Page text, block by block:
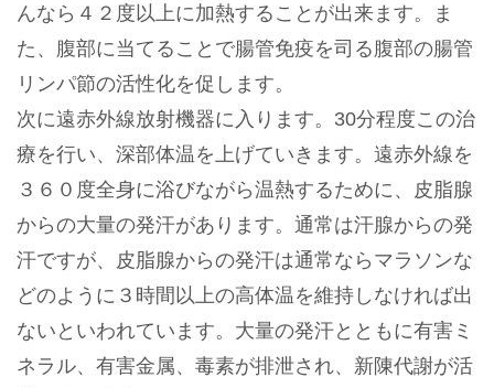
んなら４２度以上に加熱することが出来ます。ま
た、腹部に当てることで腸管免疫を司る腹部の腸管
リンパ節の活性化を促します。
次に遠赤外線放射機器に入ります。30分程度この治
療を行い、深部体温を上げていきます。遠赤外線を
３６０度全身に浴びながら温熱するために、皮脂腺
からの大量の発汗があります。通常は汗腺からの発
汗ですが、皮脂腺からの発汗は通常ならマラソンな
どのように３時間以上の高体温を維持しなければ出
ないといわれています。大量の発汗とともに有害ミ
ネラル、有害金属、毒素が排泄され、新陳代謝が活